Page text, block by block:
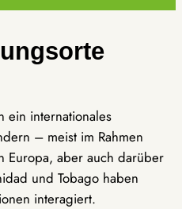
ein internationales
– meist im Rahmen
Europa, aber auch darüber
und Tobago haben
interagiert.